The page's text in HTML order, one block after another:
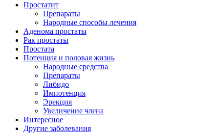
Простатит
Препараты
Народные способы лечения
Аденома простаты
Рак простаты
Простата
Потенция и половая жизнь
Народные средства
Препараты
Либидо
Импотенция
Эрекция
Увеличение члена
Интересное
Другие заболевания